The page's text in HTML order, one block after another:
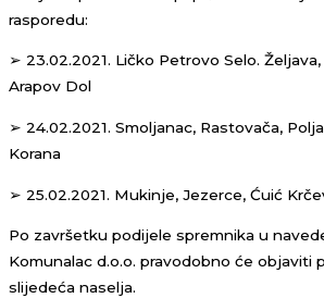
rasporedu:
➢ 23.02.2021. Ličko Petrovo Selo.
Arapov Dol
➢ 24.02.2021. Smoljanac, Rastovača,
Korana
➢ 25.02.2021. Mukinje, Jezerce, Ćuić
Po završetku podijele spremnika u
Komunalac d.o.o. pravodobno će objaviti
slijedeća naselja.